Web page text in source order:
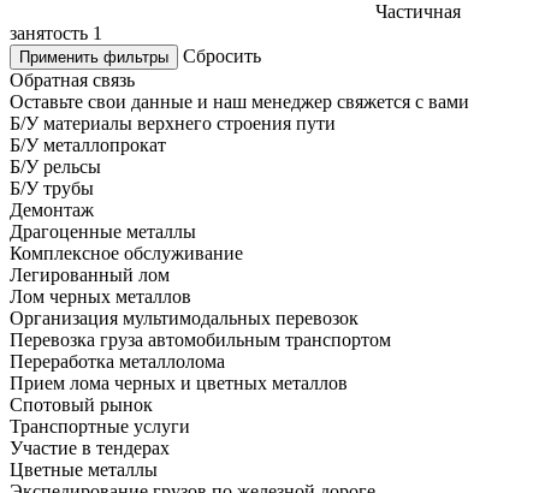
Частичная
занятость 1
Применить фильтры
Сбросить
Обратная связь
Оставьте свои данные и наш менеджер свяжется с вами
Б/У материалы верхнего строения пути
Б/У металлопрокат
Б/У рельсы
Б/У трубы
Демонтаж
Драгоценные металлы
Комплексное обслуживание
Легированный лом
Лом черных металлов
Организация мультимодальных перевозок
Перевозка груза автомобильным транспортом
Переработка металлолома
Прием лома черных и цветных металлов
Спотовый рынок
Транспортные услуги
Участие в тендерах
Цветные металлы